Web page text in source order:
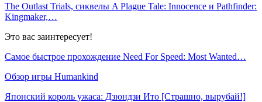
The Outlast Trials, сиквелы A Plague Tale: Innocence и Pathfinder:
Kingmaker,…
Это вас заинтересует!
Самое быстрое прохождение Need For Speed: Most Wanted…
Обзор игры Humankind
Японский король ужаса: Дзюндзи Ито [Страшно, вырубай!]